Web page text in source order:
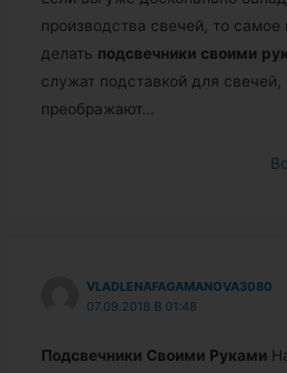
производства свечей, то самое
делать подсвечники своими
служат подставкой для свечей,
преображают…
VLADLENAFAGAMANOVA3080
07.09.2018 В 01:48
Подсвечники Своими Руками